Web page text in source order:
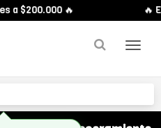
a $200.000 🔥 🔥